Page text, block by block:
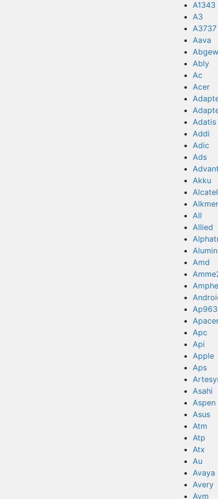
A1343
A3
A3737
Aava
Ably
Ac
Acer
Adatis
Addi
Adic
Ads
Akku
Alcatel
All
Allied
Amd
Apc
Api
Apple
Aps
Asahi
Aspen
Asus
Atm
Atp
Atx
Au
Avaya
Avery
Avm